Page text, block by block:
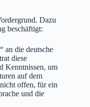
Dazu
beschäftigt:
an die deutsche
diese
Kenntnissen, um
auf dem
offen, für ein
und die